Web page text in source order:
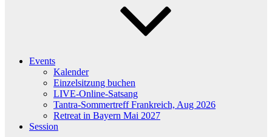
Events
Kalender
Einzelsitzung buchen
LIVE-Online-Satsang
Tantra-Sommertreff Frankreich, Aug 2026
Retreat in Bayern Mai 2027
Session